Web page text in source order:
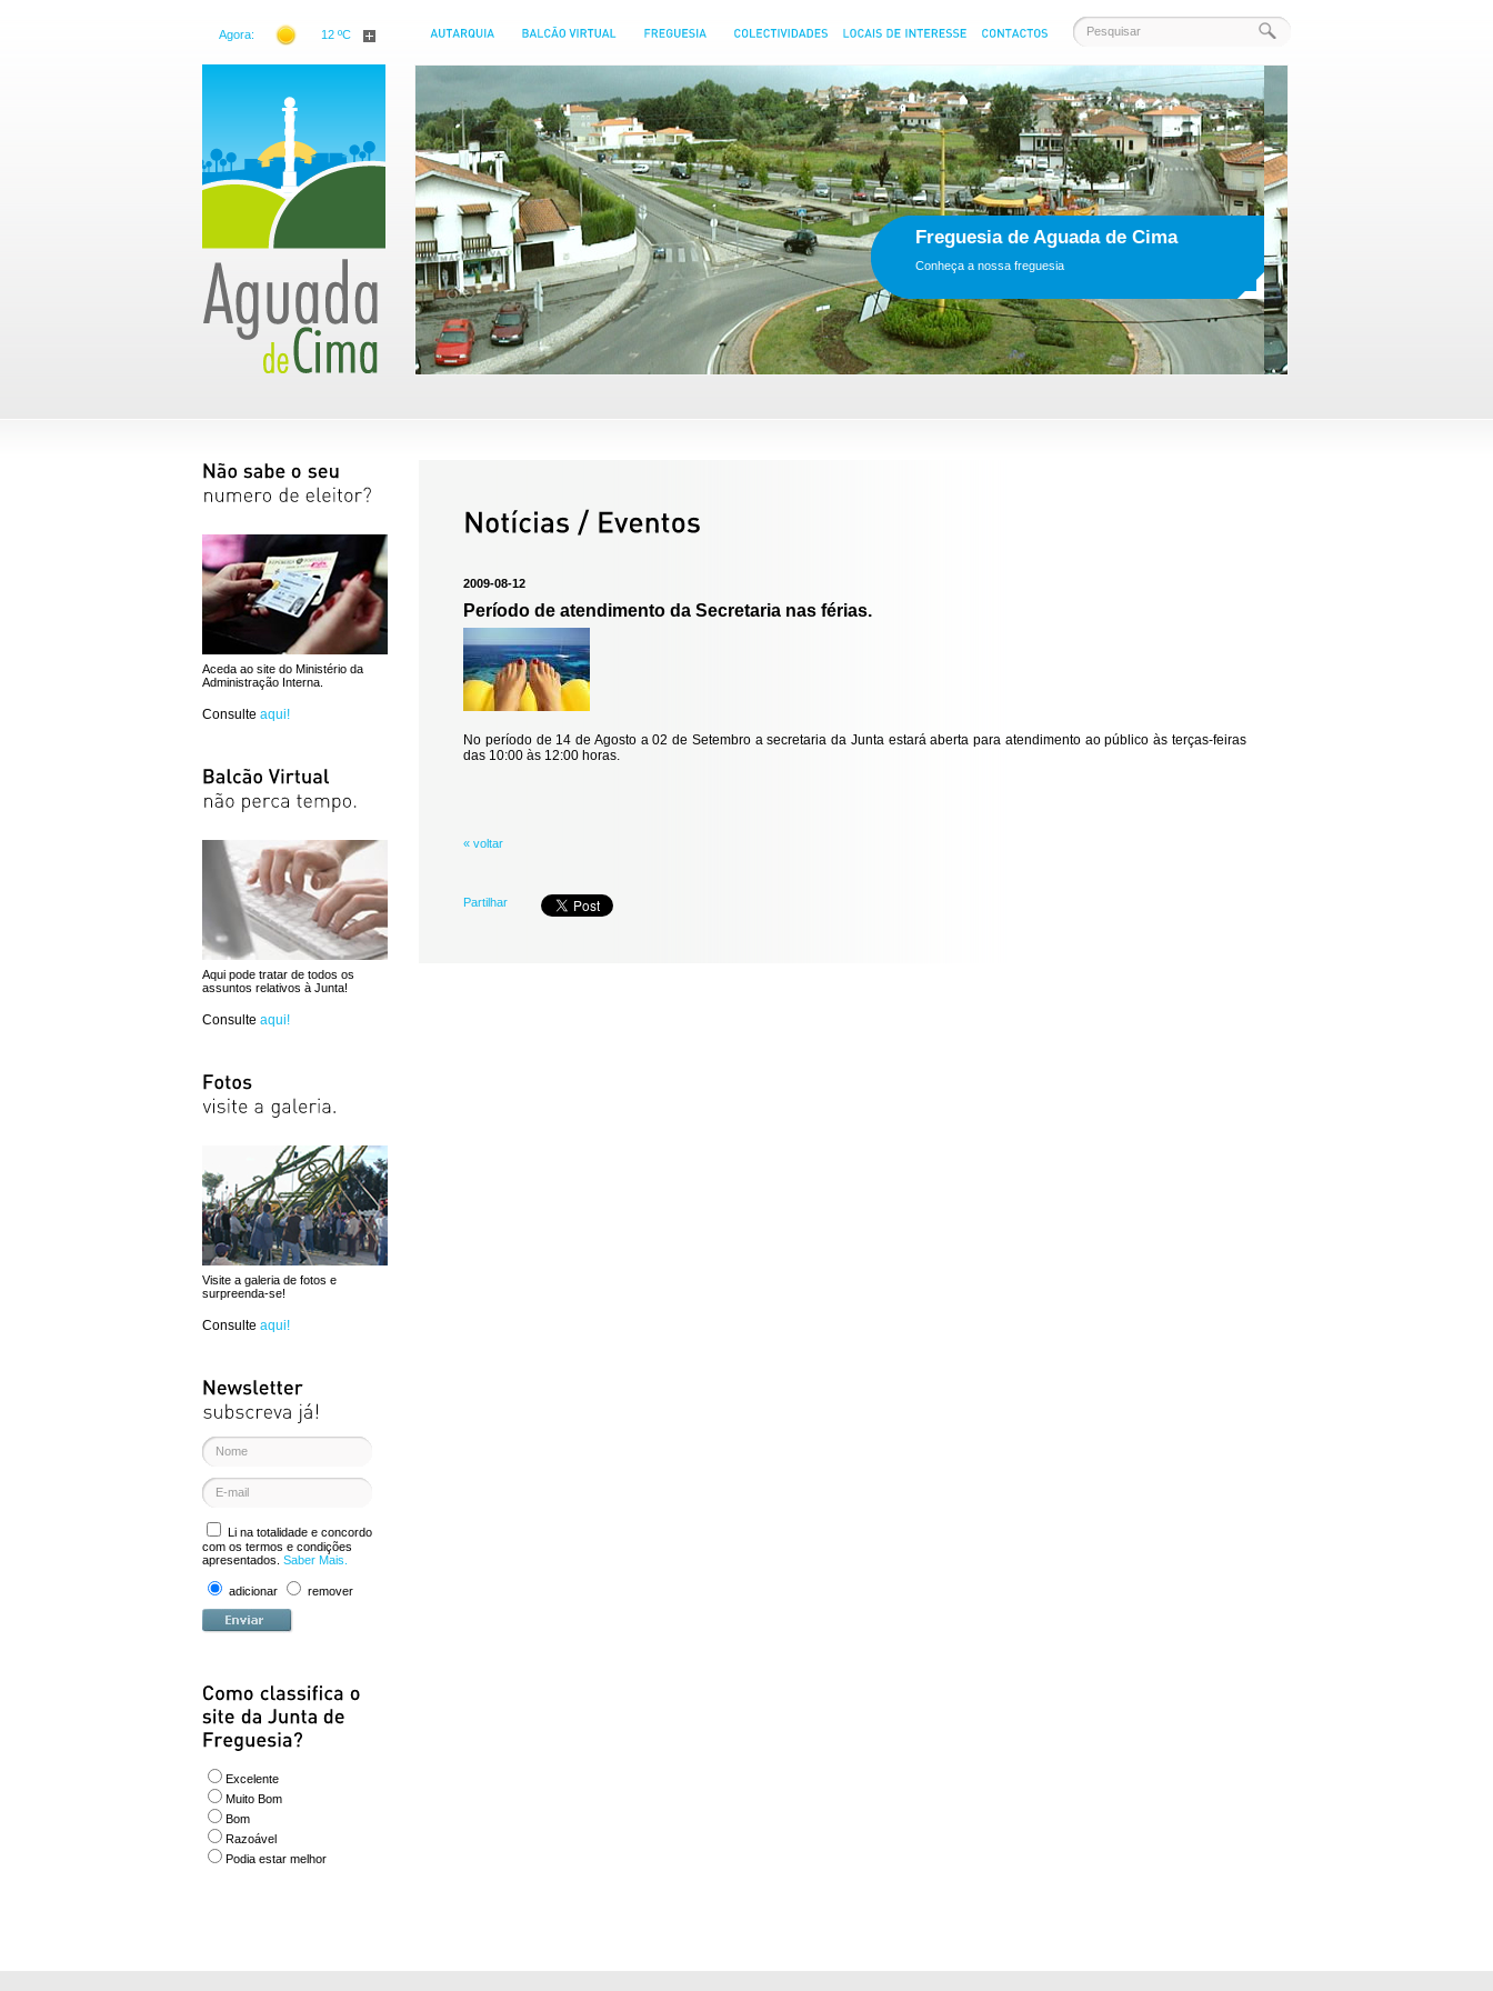
Agora: 12 ºC
Freguesia de Aguada de Cima
Conheça a nossa freguesia
Inscrições
XXII aniversário da Vila de Aguada de Cima
Aceda ao site do Ministério da
Administração Interna.
Consulte aqui!
Aqui pode tratar de todos os
assuntos relativos à Junta!
Consulte aqui!
Visite a galeria de fotos e
surpreenda-se!
Consulte aqui!
Li na totalidade e concordo
com os termos e condições
apresentados. Saber Mais.
adicionar remover
Excelente
Muito Bom
Bom
Razoável
Podia estar melhor
2009-08-12
Período de atendimento da Secretaria nas férias.
No período de 14 de Agosto a 02 de Setembro a secretaria da Junta estará aberta para atendimento ao público às terças-feiras
das 10:00 às 12:00 horas.
« voltar
Partilhar